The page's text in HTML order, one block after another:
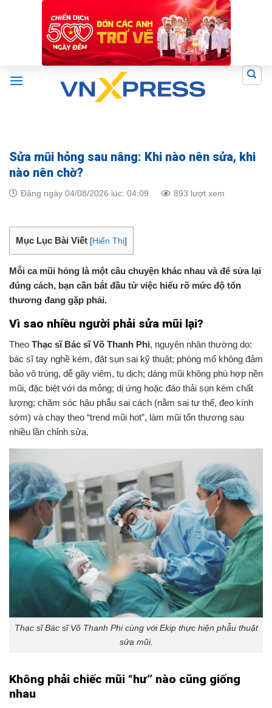
Sửa mũi hỏng sau nâng: Khi nào nên sửa, khi
nào nên chờ?
Đăng ngày 04/08/2026 lúc: 04:09 893 lượt xem
Mục Lục Bài Viết [Hiển Thị]
Mỗi ca mũi hỏng là một câu chuyện khác nhau và để sửa lại
đúng cách, bạn cần bắt đầu từ việc hiểu rõ mức độ tổn
thương đang gặp phải.
Vì sao nhiều người phải sửa mũi lại?
Theo Thạc sĩ Bác sĩ Võ Thanh Phi, nguyên nhân thường do:
bác sĩ tay nghề kém, đặt sụn sai kỹ thuật; phòng mổ không đảm
bảo vô trùng, dễ gây viêm, tụ dịch; dáng mũi không phù hợp nền
mũi, đặc biệt với da mỏng; dị ứng hoặc đào thải sụn kém chất
lượng; chăm sóc hậu phẫu sai cách (nằm sai tư thế, đeo kính
sớm) và chạy theo “trend mũi hot”, làm mũi tổn thương sau
nhiều lần chỉnh sửa.
Thạc sĩ Bác sĩ Võ Thanh Phi cùng với Ekip thực hiện phẫu thuật
sửa mũi.
Không phải chiếc mũi “hư” nào cũng giống
nhau